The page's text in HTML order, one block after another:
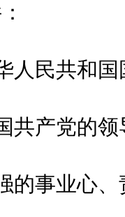
民共和国
产党的领
事业心、